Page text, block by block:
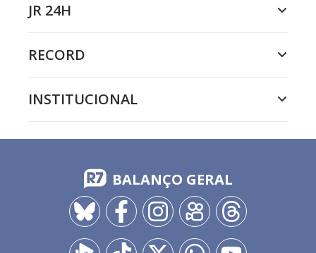
JR 24H
RECORD
INSTITUCIONAL
BALANÇO GERAL